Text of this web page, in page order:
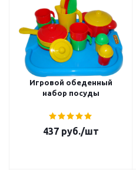
Игровой обеденный
набор посуды
437 руб./шт